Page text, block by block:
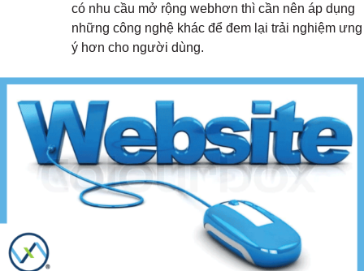
có nhu cầu mở rộng webhơn thì cần nên áp dụng
những công nghệ khác để đem lại trải nghiệm ưng
ý hơn cho người dùng.